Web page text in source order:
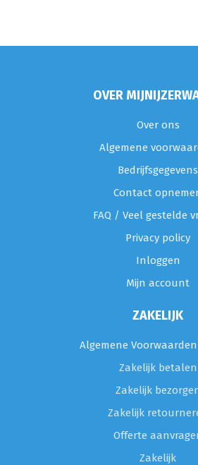
OVER
Over ons
Algemene
Bedrijfsgegevens
Contact
FAQ / Veel gestelde
Privacy policy
Inloggen
Mijn account
ZAKELIJK
Algemene
Zakelijk betalen
Zakelijk
Zakelijk
Offerte
Zakelijk